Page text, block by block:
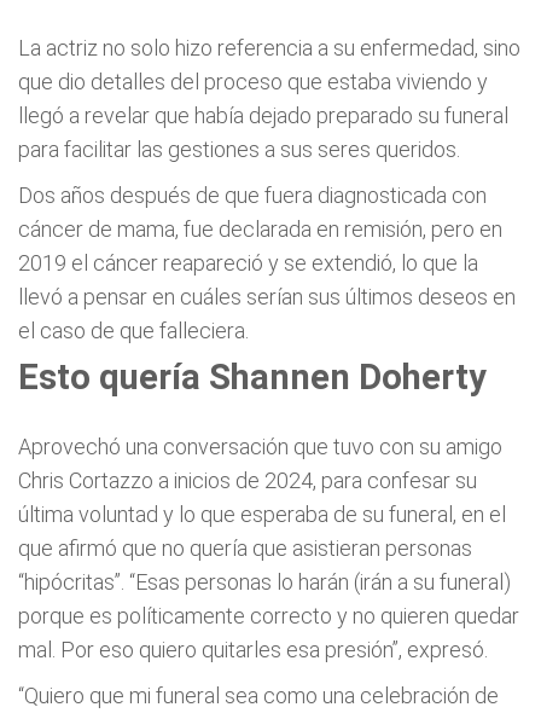
La actriz no solo hizo referencia a su enfermedad, sino
que dio detalles del proceso que estaba viviendo y
llegó a revelar que había dejado preparado su funeral
para facilitar las gestiones a sus seres queridos.
Dos años después de que fuera diagnosticada con
cáncer de mama, fue declarada en remisión, pero en
2019 el cáncer reapareció y se extendió, lo que la
llevó a pensar en cuáles serían sus últimos deseos en
el caso de que falleciera.
Esto quería Shannen Doherty
Aprovechó una conversación que tuvo con su amigo
Chris Cortazzo a inicios de 2024, para confesar su
última voluntad y lo que esperaba de su funeral, en el
que afirmó que no quería que asistieran personas
“hipócritas”. “Esas personas lo harán (irán a su funeral)
porque es políticamente correcto y no quieren quedar
mal. Por eso quiero quitarles esa presión”, expresó.
“Quiero que mi funeral sea como una celebración de